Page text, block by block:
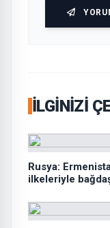
İLGINIZI
Rusya:
ilkeleriyle